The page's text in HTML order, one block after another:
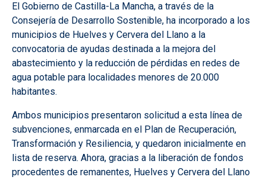
El Gobierno de Castilla-La Mancha, a través de la
Consejería de Desarrollo Sostenible, ha incorporado a los
municipios de Huelves y Cervera del Llano a la
convocatoria de ayudas destinada a la mejora del
abastecimiento y la reducción de pérdidas en redes de
agua potable para localidades menores de 20.000
habitantes.
Ambos municipios presentaron solicitud a esta línea de
subvenciones, enmarcada en el Plan de Recuperación,
Transformación y Resiliencia, y quedaron inicialmente en
lista de reserva. Ahora, gracias a la liberación de fondos
procedentes de remanentes, Huelves y Cervera del Llano